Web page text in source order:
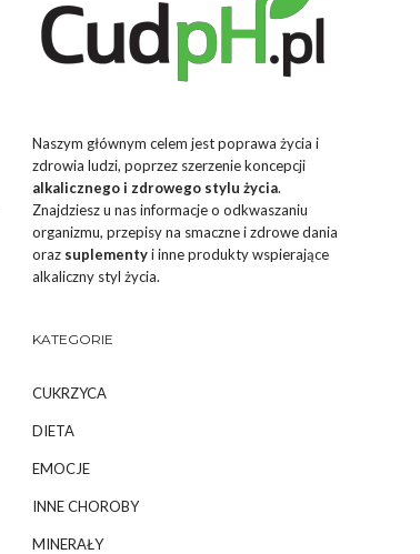
Naszym głównym celem jest poprawa życia i
zdrowia ludzi, poprzez szerzenie koncepcji
alkalicznego i zdrowego stylu życia.
Znajdziesz u nas informacje o odkwaszaniu
organizmu, przepisy na smaczne i zdrowe dania
oraz suplementyi inne produkty wspierające
alkaliczny styl życia.
KATEGORIE
CUKRZYCA
DIETA
EMOCJE
INNE CHOROBY
MINERAŁY